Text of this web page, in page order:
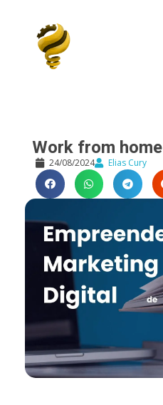
Work from home
24/08/2024 Elias Cury